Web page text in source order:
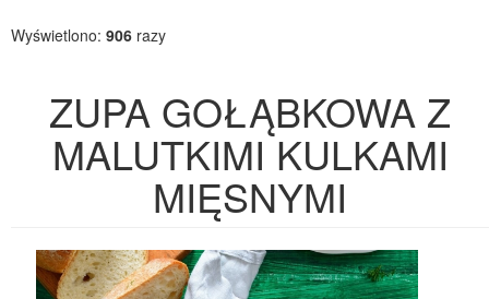
Wyświetlono: 906 razy
ZUPA GOŁĄBKOWA Z
MALUTKIMI KULKAMI
MIĘSNYMI